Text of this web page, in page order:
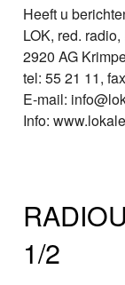
Heeft u
LOK, red.
2920 AG
tel: 55 21 11,
E-mail:
Info:
1/2